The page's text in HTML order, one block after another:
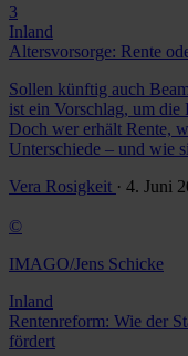
3
Inland
Altersvorsorge: Rente
Sollen künftig auch
ist ein Vorschlag, um die
Doch wer erhält Rente,
Unterschiede – und wie
Vera Rosigkeit · 4. Juni
©
IMAGO/Jens Schicke
Inland
Rentenreform: Wie der
fördert